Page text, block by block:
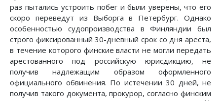
раз пытались устроить побег и были уверены, что его
скоро переведут из Выборга в Петербург. Однако
особенностью судопроизводства в Финляндии был
строго фиксированный 30-дневный срок со дня ареста,
в течение которого финские власти не могли передать
арестованного под российскую юрисдикцию, не
получив надлежащим образом оформленного
официального обвинения. По истечении 30 дней, не
получив такого документа, прокурор, согласно финским